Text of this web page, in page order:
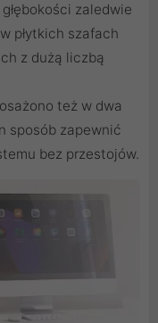
zaledwie
płytkich szafach
z dużą liczbą
też w dwa
sposób zapewnić
bez przestojów.